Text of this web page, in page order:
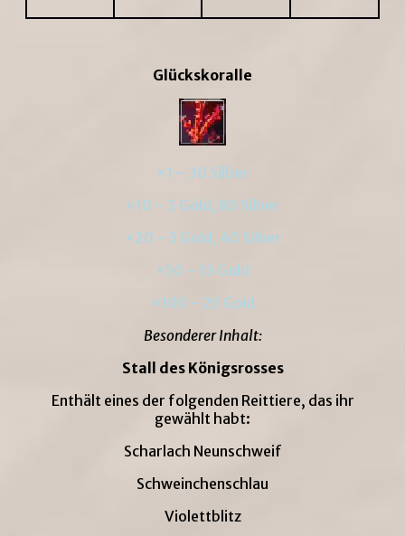
Glückskoralle
×1 – 30 Silber
×10 – 2 Gold, 80 Silber
×20 – 5 Gold, 40 Silber
×50 – 13 Gold
×100 – 25 Gold
Besonderer Inhalt:
Stall des Königsrosses
Enthält eines der folgenden Reittiere, das ihr
gewählt habt:
Scharlach Neunschweif
Schweinchenschlau
Violettblitz